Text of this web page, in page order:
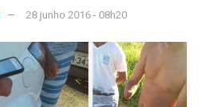
28 junho 2016 - 08h20